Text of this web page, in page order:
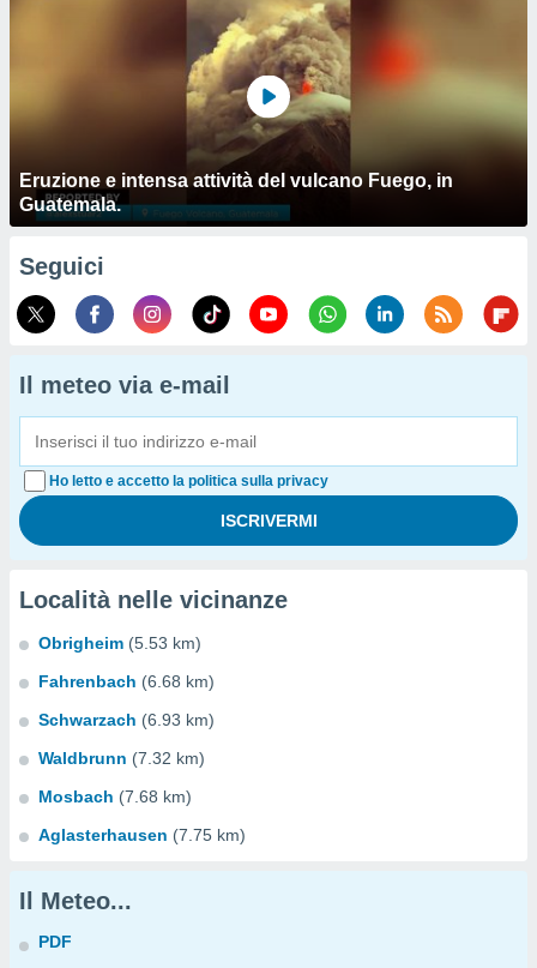
Eruzione e intensa attività del vulcano Fuego, in
Guatemala.
Seguici
Il meteo via e-mail
Ho letto e accetto la politica sulla privacy
Località nelle vicinanze
Obrigheim (5.53 km)
Fahrenbach (6.68 km)
Schwarzach (6.93 km)
Waldbrunn (7.32 km)
Mosbach (7.68 km)
Aglasterhausen (7.75 km)
Il Meteo...
PDF